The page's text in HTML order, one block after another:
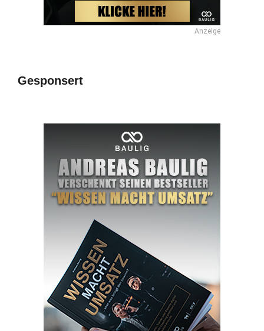
Anzeige
Gesponsert